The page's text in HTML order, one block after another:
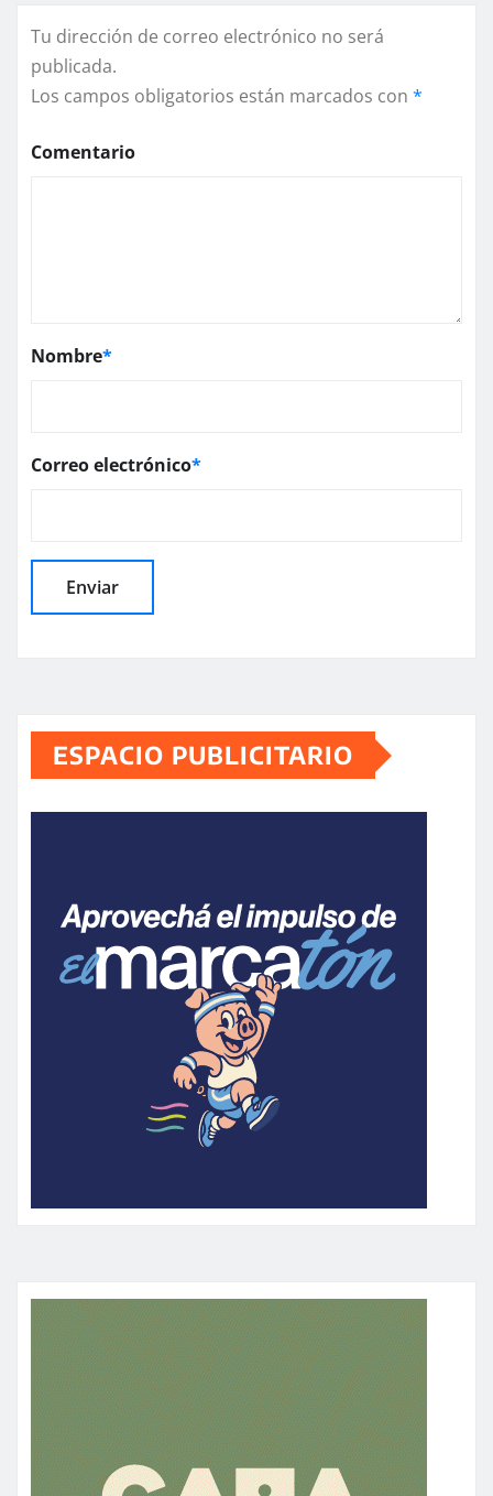
Tu dirección de correo electrónico no será
publicada.
Los campos obligatorios están marcados con *
Comentario
Nombre*
Correo electrónico*
ESPACIO PUBLICITARIO